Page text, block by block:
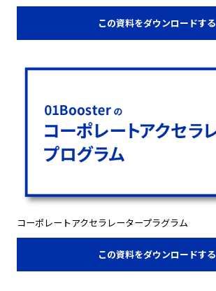
この資料をダウンロードする
コーポレートアクセラレータープラグラム
この資料をダウンロードする